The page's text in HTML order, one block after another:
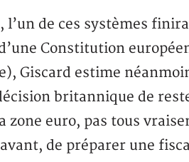
de ces systèmes
Constitution
Giscard estime
britannique de
zone euro, pas tous
de préparer une